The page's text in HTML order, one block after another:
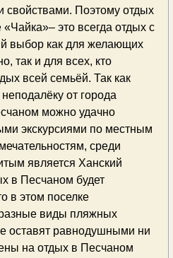
Поэтому отдых
это всегда отдых с
выбор как для желающих
так и для всех, кто
всей семьёй. Так как
от города
можно удачно
экскурсиями по местным
среди
является Ханский
в Песчаном будет
в этом поселке
виды пляжных
оставят равнодушными ни
на отдых в Песчаном